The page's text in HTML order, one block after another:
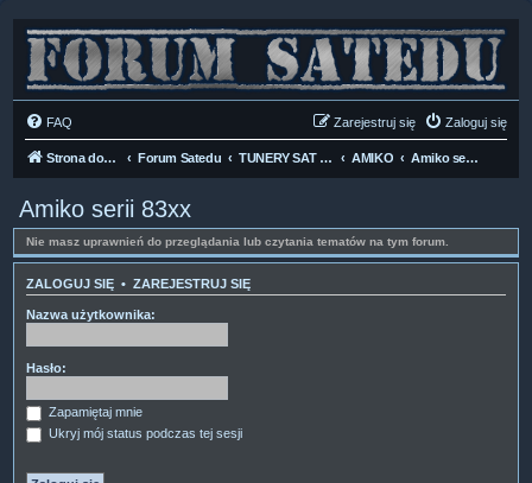
FAQ Zaloguj się
Zarejestruj się
Strona domowa Forum Satedu TUNERY SAT HD-LINUX AMIKO Amiko serii 83xx
Amiko serii 83xx
Nie masz uprawnień do przeglądania lub czytania tematów na tym forum.
ZALOGUJ SIĘ • ZAREJESTRUJ SIĘ
Nazwa użytkownika:
Hasło:
Zapamiętaj mnie
Ukryj mój status podczas tej sesji